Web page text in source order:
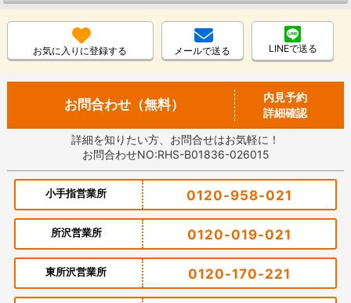
お気に入りに登録する メールで送る LINEで送る
お問合わせ（無料）
内見予約
詳細確認
詳細を知りたい方、お問合せはお気軽に！
お問合わせNO:RHS-B01836-026015
小手指営業所 0120-958-021
所沢営業所 0120-019-021
東所沢営業所 0120-170-221